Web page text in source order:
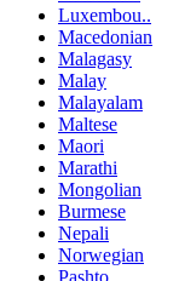
Luxembou..
Macedonian
Malagasy
Malay
Malayalam
Maltese
Maori
Marathi
Mongolian
Burmese
Nepali
Norwegian
Pashto